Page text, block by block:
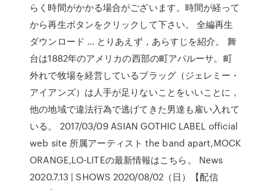
らく時間がかかる場合がございます。時間が経って
から再生ボタンをクリックして下さい。 全編再生
ダウンロード … とりあえず，あらすじを紹介。 舞
台は1882年のアメリカの西部の町アパルーサ。町
外れで牧場を経営しているブラッグ（ジェレミー・
アイアンズ）は人手が足りないことをいいことに，
他の地域で違法行為で逃げてきた男達も雇い入れて
いる。 2017/03/09 ASIAN GOTHIC LABEL official
web site 所属アーティスト the band apart,MOCK
ORANGE,LO-LITEの最新情報はこちら。 News
2020.7.13 | SHOWS 2020/08/02（日）【配信